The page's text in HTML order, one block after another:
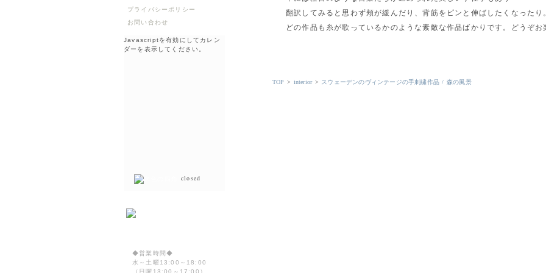
翻訳してみると思わず頬が緩んだり、背筋をピンと伸ばしたくなったり
どの作品も糸が歌っているかのような素敵な作品ばかりです。どうぞお
TOP > interior> スウェーデンのヴィンテージの手刺繍作品 / 森の風景
プライバシーポリシー
お問い合わせ
Javascriptを有効にしてカレン
ダーを表示してください。
closed
◆営業時間◆
水～土曜13:00～18:00
（日曜13:00～17:00）